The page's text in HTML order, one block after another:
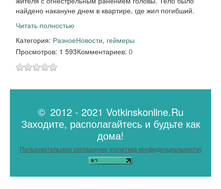
найдено накануне днем в квартире, где жил погибший.
Читать полностью
Категория: РазноеНовости, геймеры
Просмотров: 1 593Комментариев: 0
© 2012 - 2021 Votkinskonline.Ru
Заходите, располагайтесь и будьте как
дома!
Пользовательское соглашение (политика конфиденциальности)